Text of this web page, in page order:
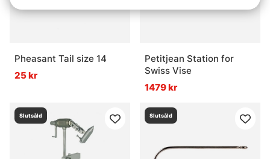
Pheasant Tail size 14
25 kr
Petitjean Station for
Swiss Vise
1479 kr
Slutsåld Slutsåld